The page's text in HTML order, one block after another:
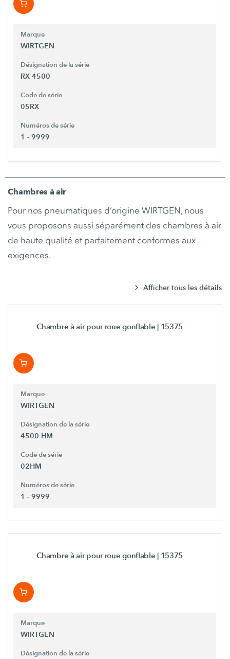
Marque
WIRTGEN
Désignation de la série
RX 4500
Code de série
05RX
Numéros de série
1 - 9999
Chambres à air
Pour nos pneumatiques d’origine WIRTGEN, nous
vous proposons aussi séparément des chambres à air
de haute qualité et parfaitement conformes aux
exigences.
Afficher tous les détails
Chambre à air pour roue gonflable | 15375
Marque
WIRTGEN
Désignation de la série
4500 HM
Code de série
02HM
Numéros de série
1 - 9999
Chambre à air pour roue gonflable | 15375
Marque
WIRTGEN
Désignation de la série